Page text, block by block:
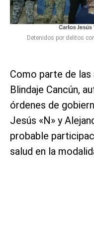
Detenidos por delitos
Como parte de
Blindaje Cancún,
órdenes de
Jesús «N» y
probable
salud en la